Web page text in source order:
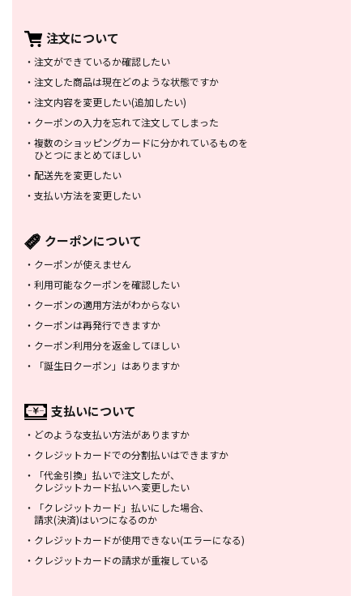
注文について
・ 注文ができているか確認したい
・ 注文した商品は現在どのような状態ですか
・ 注文内容を変更したい(追加したい)
・ クーポンの入力を忘れて注文してしまった
・ 複数のショッピングカードに分かれているものを
ひとつにまとめてほしい
・ 配送先を変更したい
・ 支払い方法を変更したい
クーポンについて
・ クーポンが使えません
・ 利用可能なクーポンを確認したい
・ クーポンの適用方法がわからない
・ クーポンは再発行できますか
・ クーポン利用分を返金してほしい
・
「誕生日クーポン」はありますか
支払いについて
・ どのような支払い方法がありますか
・ クレジットカードでの分割払いはできますか
・
「代金引換」払いで注文したが、
クレジットカード払いへ変更したい
・
「クレジットカード」払いにした場合、
請求(決済)はいつになるのか
・ クレジットカードが使用できない(エラーになる)
・ クレジットカードの請求が重複している